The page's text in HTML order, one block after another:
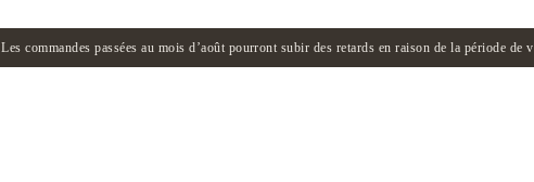
Les commandes passées au mois d’août pourront subir des retards en raison de la période de